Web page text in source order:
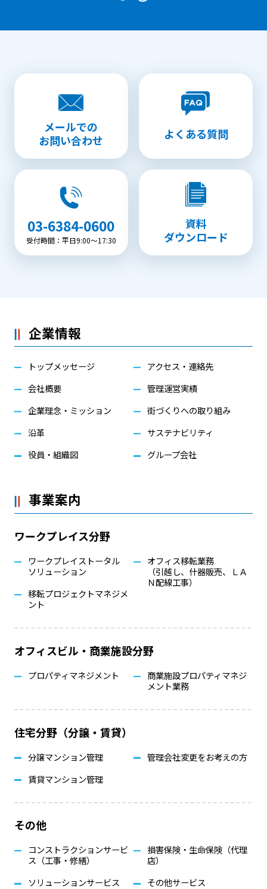
メールでの
お問い合わせ
よくある質問
03-6384-0600
受付時間：平日9:00〜17:30
資料
ダウンロード
企業情報
トップメッセージ
会社概要
企業理念・ミッション
沿革
役員・組織図
アクセス・連絡先
管理運営実績
街づくりへの取り組み
サステナビリティ
グループ会社
事業案内
ワークプレイス分野
ワークプレイストータル
ソリューション
移転プロジェクトマネジメ
ント
オフィス移転業務
（引越し、什器販売、ＬＡ
Ｎ配線工事）
オフィスビル・商業施設分野
プロパティマネジメント
商業施設プロパティマネジ
メント業務
住宅分野（分譲・賃貸）
分譲マンション管理
賃貸マンション管理
管理会社変更をお考えの方
その他
コンストラクションサービ
ス（工事・修繕）
ソリューションサービス
損害保険・生命保険（代理
店）
その他サービス